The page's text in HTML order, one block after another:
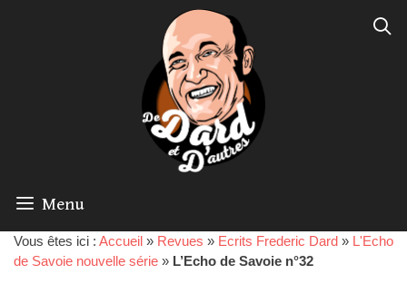
Menu
Vous êtes ici : Accueil » Revues » Ecrits Frederic Dard » L'Echo
de Savoie nouvelle série » L’Echo de Savoie n°32